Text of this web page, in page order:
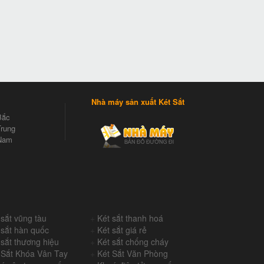
Nhà máy sản xuất Két Sắt
vũng tàu
Két sắt thanh hoá
hàn quốc
Két sắt giá rẻ
thương hiệu
Két sắt chống cháy
Khóa Vân Tay
Két Sắt Văn Phòng